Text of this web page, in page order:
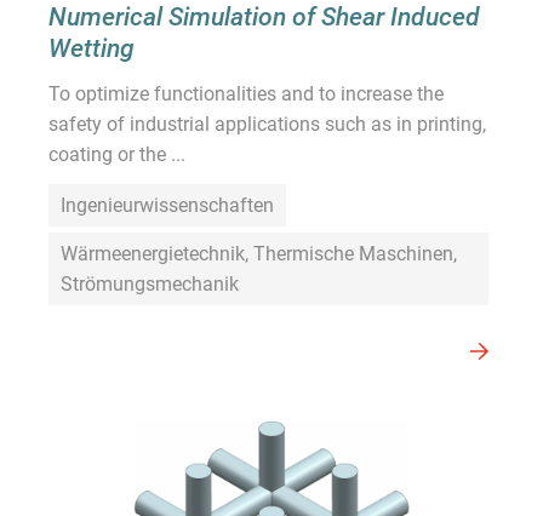
Numerical Simulation of Shear Induced
Wetting
To optimize functionalities and to increase the
safety of industrial applications such as in printing,
coating or the ...
Ingenieurwissenschaften
Wärmeenergietechnik, Thermische Maschinen,
Strömungsmechanik